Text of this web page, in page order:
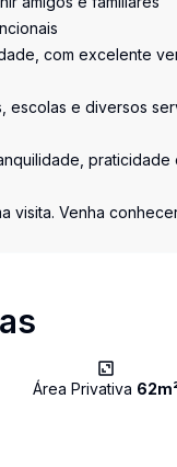
com excelente
escolas e diversos
visita. Venha
Área Privativa 62